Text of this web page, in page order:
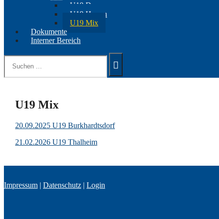
U19 Damen
U19 Herren
U19 Mix
Dokumente
Interner Bereich
Suchen
nach:
U19 Mix
20.09.2025 U19 Burkhardtsdorf
21.02.2026 U19 Thalheim
Impressum | Datenschutz | Login